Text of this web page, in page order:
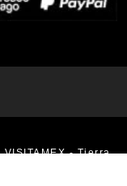
- Tierra